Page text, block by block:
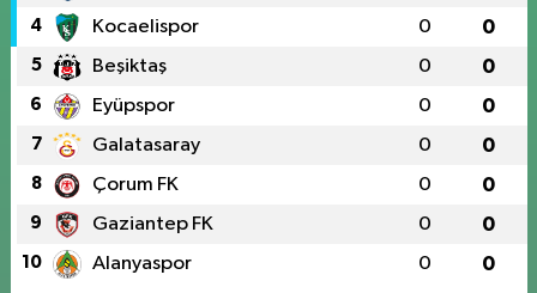
4 Kocaelispor 0 0
5 Beşiktaş 0 0
6 Eyüpspor 0 0
7 Galatasaray 0 0
8 Çorum FK 0 0
9 Gaziantep FK 0 0
10 Alanyaspor 0 0